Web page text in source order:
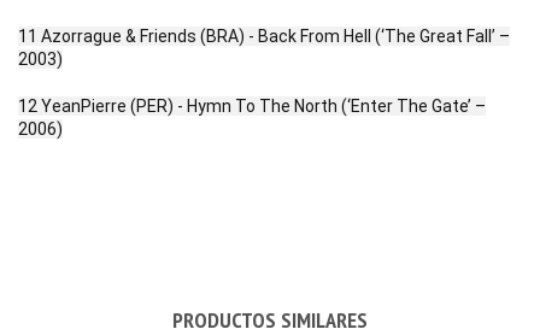
11 Azorrague & Friends (BRA) - Back From Hell (‘The Great Fall’ –
2003)
12 YeanPierre (PER) - Hymn To The North (‘Enter The Gate’ –
2006)
PRODUCTOS SIMILARES